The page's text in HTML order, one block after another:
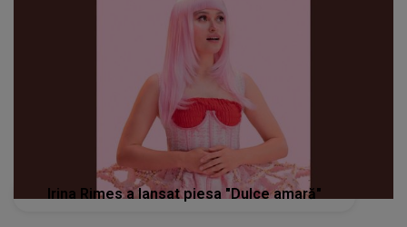
Irina Rimes a lansat piesa "Dulce amară"